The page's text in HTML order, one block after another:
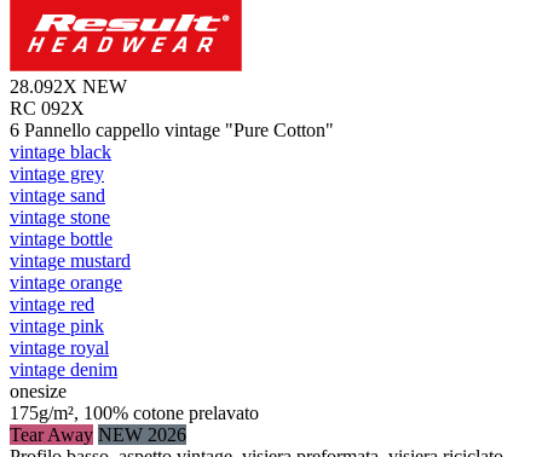
28.092X NEW
RC 092X
6 Pannello cappello vintage "Pure Cotton"
vintage black
vintage grey
vintage sand
vintage stone
vintage bottle
vintage mustard
vintage orange
vintage red
vintage pink
vintage royal
vintage denim
onesize
175g/m², 100% cotone prelavato
Tear Away NEW 2026